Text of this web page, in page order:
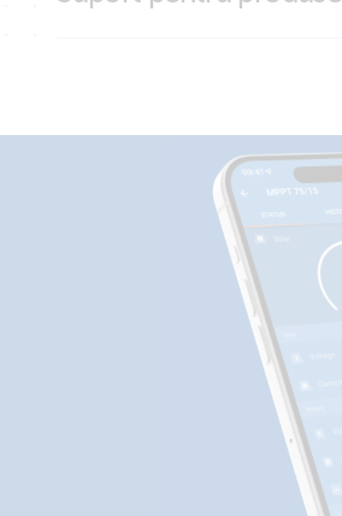
VE.Bus Smart Dongle
VictronConnect